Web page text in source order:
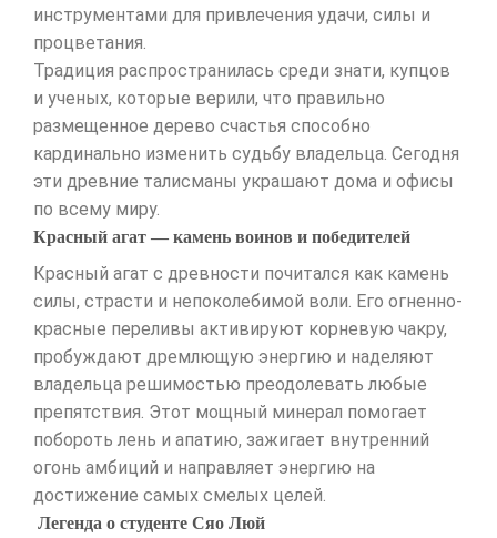
инструментами для привлечения удачи, силы и
процветания.
Традиция распространилась среди знати, купцов
и ученых, которые верили, что правильно
размещенное дерево счастья способно
кардинально изменить судьбу владельца. Сегодня
эти древние талисманы украшают дома и офисы
по всему миру.
Красный агат — камень воинов и победителей
Красный агат с древности почитался как камень
силы, страсти и непоколебимой воли. Его огненно-
красные переливы активируют корневую чакру,
пробуждают дремлющую энергию и наделяют
владельца решимостью преодолевать любые
препятствия. Этот мощный минерал помогает
побороть лень и апатию, зажигает внутренний
огонь амбиций и направляет энергию на
достижение самых смелых целей.
Легенда о студенте Сяо Люй